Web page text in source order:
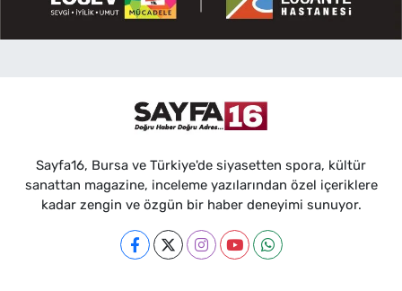
Sayfa16, Bursa ve Türkiye'de siyasetten spora, kültür
sanattan magazine, inceleme yazılarından özel içeriklere
kadar zengin ve özgün bir haber deneyimi sunuyor.